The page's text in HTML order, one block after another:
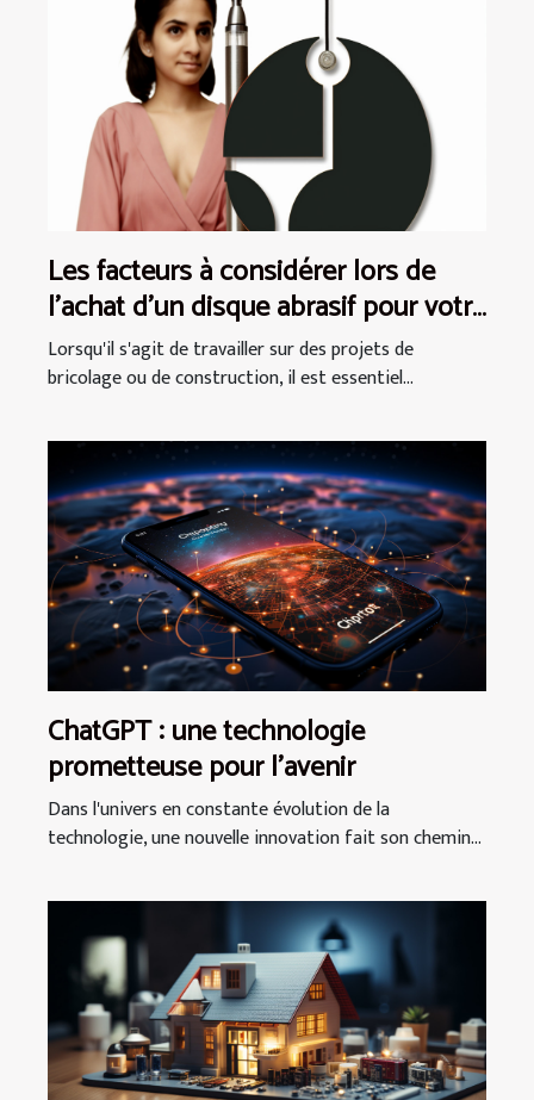
Les facteurs à considérer lors de
l'achat d'un disque abrasif pour votre
ponceuse
Lorsqu'il s'agit de travailler sur des projets de
bricolage ou de construction, il est essentiel...
ChatGPT : une technologie
prometteuse pour l'avenir
Dans l'univers en constante évolution de la
technologie, une nouvelle innovation fait son chemin...